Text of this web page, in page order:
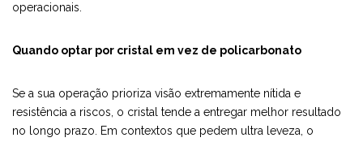
operacionais.
Quando optar por cristal em vez de policarbonato
Se a sua operação prioriza visão extremamente nítida e
resistência a riscos, o cristal tende a entregar melhor resultado
no longo prazo. Em contextos que pedem ultra leveza, o